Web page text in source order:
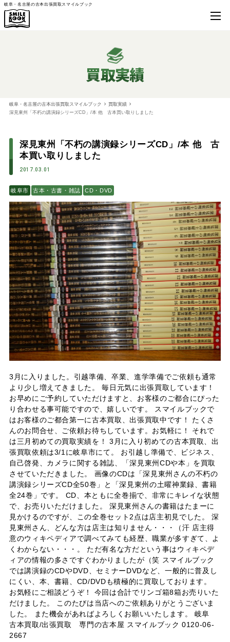
岐阜・名古屋の古本出張買取スマイルブック
買取実績
岐阜・名古屋の古本出張買取スマイルブック
買取実績
深見東州「不朽の講演録シリーズCD」/本 他 古本買い取りしました
深見東州「不朽の講演録シリーズCD」/本 他 古
本買い取りしました
2017.03.01
岐阜市 古本・古書・雑誌 CD・DVD
3月に入りました。引越準備、卒業、進学準備でご依頼も通常
より少し増えてきました。 毎日元気に出張買取しています！
お早めにご予約していただけますと、お客様のご都合にぴった
り合わせる事可能ですので、嬉しいです。 スマイルブックで
はお客様のご都合第一に古本買取、出張買取中です！ たくさ
んのお問合せ、ご依頼お待ちしています。お気軽に！ それで
は三月初めての買取実績を！ 3月に入り初めての古本買取、出
張買取依頼は3/1に岐阜市にて。 お引越し準備で、ビジネス、
自己啓発、カメラに関する雑誌、「深見東州CDや本」を買取
させていただきました。 画像のCDは「深見東州さんの不朽の
講演録シリーズCD全50巻」と「深見東州の土曜神業録、書籍
全24巻」です。 CD、本ともに全巻揃で、非常にキレイな状態
で、お売りいただけました。 深見東州さんの書籍はたまーに
見かけるのですが、この全巻セット2点は店主初見でした。 深
見東州さん、どんな方は店主は知りません・・・（汗 店主得
意のウィキペディアで調べてみても経歴、職業が多すぎて、よ
くわからない・・・。 ただ有名な方だという事はウィキペデ
ィアの情報の多さですぐわかりましたが（笑 スマイルブック
では講演録のCDやDVD、セミナーDVDなど、一般的に普及し
にくい、本、書籍、CD/DVDも積極的に買取しております。
お気軽にご相談どうぞ！ 今回は合計でリンゴ箱8箱お売りいた
だけました。 このたびは当店へのご依頼ありがとうございま
した。 また機会があればよろしくお願いいたします。 岐阜
古本買取/出張買取 専門の古本屋 スマイルブック 0120-06-
2667